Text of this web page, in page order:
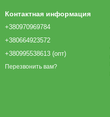
Контактная информация
+380970969784
+380664923572
+380995538613 (опт)
Перезвонить вам?